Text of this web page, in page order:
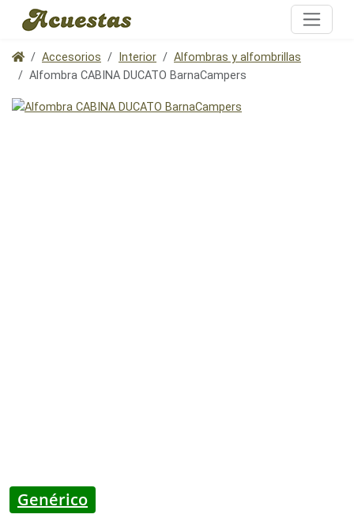
Accesorios Interior
Alfombras y alfombrillas
Alfombra CABINA DUCATO BarnaCampers
Genérico